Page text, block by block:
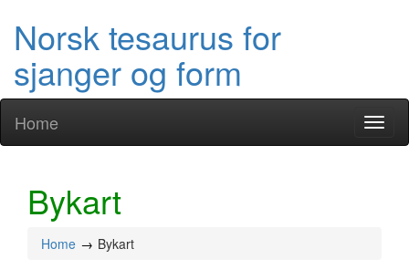
Norsk tesaurus for
sjanger og form
Home
Bykart
Home Bykart